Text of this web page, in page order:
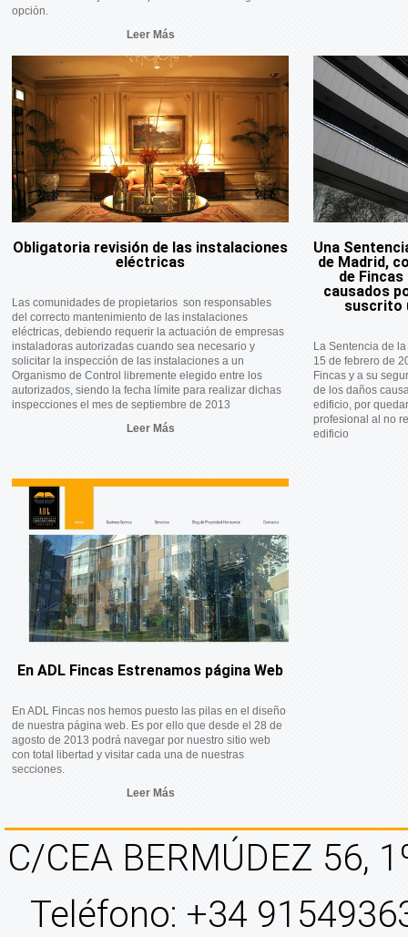
opción.
Leer Más
Obligatoria revisión de las instalaciones
eléctricas
Las comunidades de propietarios son responsables
del correcto mantenimiento de las instalaciones
eléctricas, debiendo requerir la actuación de empresas
instaladoras autorizadas cuando sea necesario y
solicitar la inspección de las instalaciones a un
Organismo de Control libremente elegido entre los
autorizados, siendo la fecha límite para realizar dichas
inspecciones el mes de septiembre de 2013
Leer Más
Una
de Madrid,
de
causados
suscrito
La Sentencia de
15 de febrero de
Fincas y a su
de los daños
edificio, por
profesional al no
edificio
En ADL Fincas Estrenamos página Web
En ADL Fincas nos hemos puesto las pilas en el diseño
de nuestra página web. Es por ello que desde el 28 de
agosto de 2013 podrá navegar por nuestro sitio web
con total libertad y visitar cada una de nuestras
secciones.
Leer Más
C/CEA BERMÚDEZ 56,
Teléfono: +34